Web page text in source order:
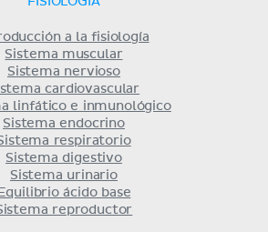
a la fisiología
Sistema muscular
Sistema nervioso
cardiovascular
linfático e inmunológico
Sistema endocrino
respiratorio
Sistema digestivo
Sistema urinario
Equilibrio ácido base
reproductor